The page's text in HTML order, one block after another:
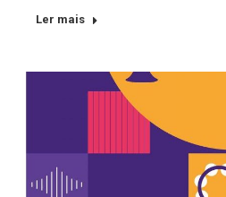
Ler mais